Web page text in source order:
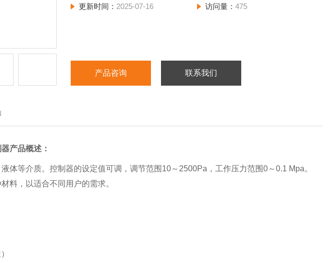
更新时间： 2025-07-16 访问量： 475
产品咨询 联系我们
器产品概述：
体等介质。控制器的设定值可调，调节范围10～2500Pa，工作压力范围0～0.1 Mpa。
料，以适合不同用户的需求。